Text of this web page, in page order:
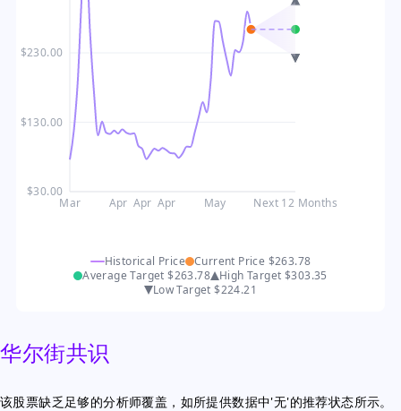
$30.00
$130.00
$230.00
Mar Apr Apr Apr May Next 12 Months
Historical Price Current Price $263.78
Average Target$263.78 High Target $303.35
Low Target$224.21
华尔街共识
该股票缺乏足够的分析师覆盖，如所提供数据中'无'的推荐状态所示。